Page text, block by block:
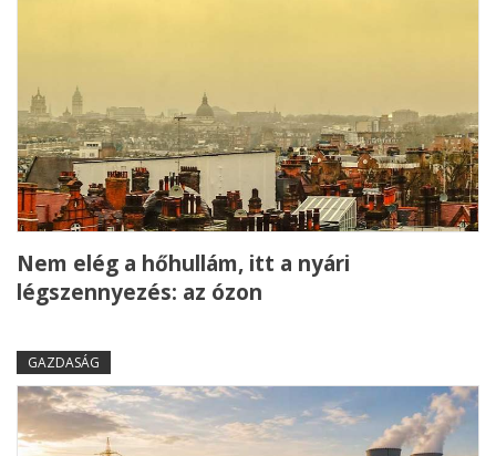
Nem elég a hőhullám, itt a nyári
légszennyezés: az ózon
GAZDASÁG